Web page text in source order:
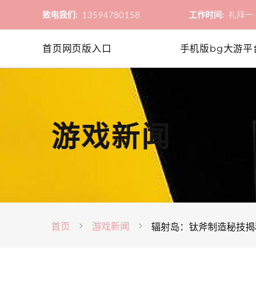
致电我们: 13594780158 工作时间: 礼拜一
首页网页版入口 手机版bg大游平
游戏新闻
首页 游戏新闻 辐射岛：钛斧制造秘技